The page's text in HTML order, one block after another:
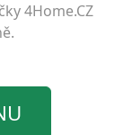
4Home.CZ